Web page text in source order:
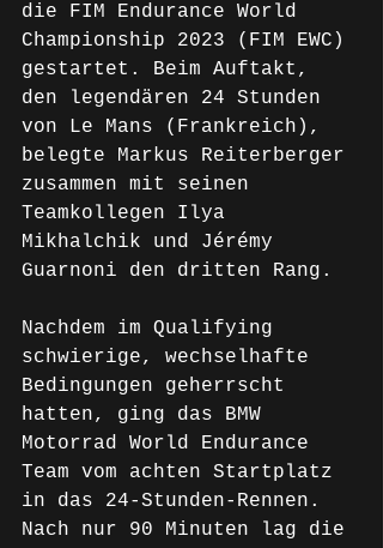
die FIM Endurance World
Championship 2023 (FIM EWC)
gestartet. Beim Auftakt,
den legendären 24 Stunden
von Le Mans (Frankreich),
belegte Markus Reiterberger
zusammen mit seinen
Teamkollegen Ilya
Mikhalchik und Jérémy
Guarnoni den dritten Rang.
Nachdem im Qualifying
schwierige, wechselhafte
Bedingungen geherrscht
hatten, ging das BMW
Motorrad World Endurance
Team vom achten Startplatz
in das 24-Stunden-Rennen.
Nach nur 90 Minuten lag die